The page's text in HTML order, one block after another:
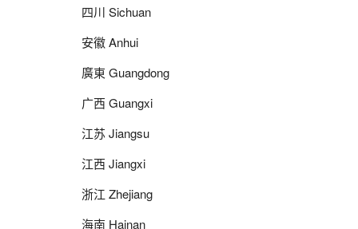
四川 Sichuan
安徽 Anhui
廣東 Guangdong
广西 Guangxi
江苏 Jiangsu
江西 Jiangxi
浙江 Zhejiang
海南 Hainan